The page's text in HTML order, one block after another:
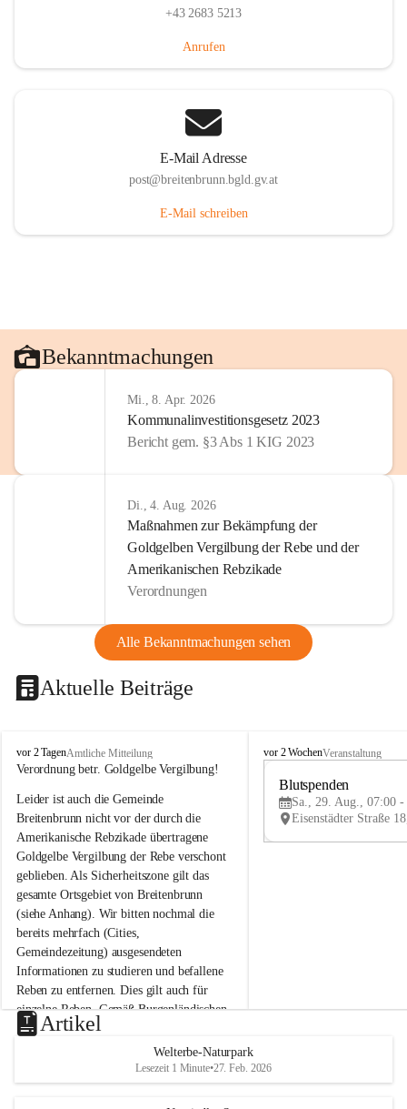
+43 2683 5213
Anrufen
E-Mail Adresse
post@breitenbrunn.bgld.gv.at
E-Mail schreiben
Bekanntmachungen
Mi., 8. Apr. 2026
Kommunalinvestitionsgesetz 2023
Bericht gem. §3 Abs 1 KIG 2023
Di., 4. Aug. 2026
Maßnahmen zur Bekämpfung der
Goldgelben Vergilbung der Rebe und der
Amerikanischen Rebzikade
Verordnungen
Alle Bekanntmachungen sehen
Aktuelle Beiträge
B
r
i
t
e
n
b
r
u
n
n
a
m
N
e
u
s
d
vor 2 TagenAmtliche Mitteilung
Verordnung betr. Goldgelbe Vergilbung!
Leider ist auch die Gemeinde
Breitenbrunn nicht vor der durch die
Amerikanische Rebzikade übertragene
Goldgelbe Vergilbung der Rebe verschont
geblieben. Als Sicherheitszone gilt das
gesamte Ortsgebiet von Breitenbrunn
(siehe Anhang). Wir bitten nochmal die
bereits mehrfach (Cities,
Gemeindezeitung) ausgesendeten
Informationen zu studieren und befallene
Reben zu entfernen. Dies gilt auch für
einzelne Reben. Gemäß Burgenländischen
Weinbaugesetz sind nicht gepflegte oder
unzulässige Weingärten zu roden! Bitte
helfen wir zusammen um unsere Winzer
vor den prognostizierten Ernteausfällen
und den daraus folgenden wirtschaftlichen
B
e
u
e
d
vor 2 WochenVeranstaltung
Blutspenden
Sa., 29. Aug., 07:00 -
Artikel
Welterbe-Naturpark
Lesezeit 1 Minute•27. Feb. 2026